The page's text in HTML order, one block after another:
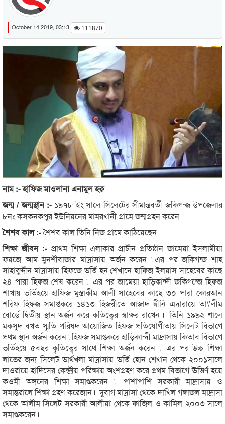
October 14 2019, 03:13 111870
নাম :- হাফিজ মাওলানা এনামুল হক্ব
জন্ম / জন্মস্থান :- ১৯৭৮ ইং সালে সিলেটের সীমান্তবর্তী জকিগন্জ উপজেলার
৮নং কসকনকপুর ইউনিয়নের মামরখানী গ্রামে জন্মগ্রহন করেন
শৈশব কাল :-শৈশব কাল তিনি নিজ গ্রামে কাঠিয়েছেন
শিক্ষা জীবন :- প্রাথম শিক্ষা এলাকার প্রাচীন প্রতিষ্ঠান জামেয়া ইসলামীয়া
ফয়জে আম মুনশীবাজার মাদ্রাসায় অর্জন করেন ৷এর পর জকিগন্জ শাহ
সাহাবুদ্দীন মাদ্রাসায় হিফজে ভর্তি হন শেখানে হাফিজ ইলয়াস সাহেবের কাছে
২৪ পারা হিফজ শেষ করেন ৷ এর পর জামেয়া হাড়িকান্দী জকিগন্জে হিফজ
শাখায় ভর্তিহয়ে হাফিজ মুস্তাকীম আলী সাহেবের কাছে ৩০ পারা কোরআন
শরিফ হিফজ সমাপ্তকরে ১৪১৩ হিজরীতে আজাদ দ্বীনি এদারায়ে তা\’লীম
বোর্ডে দ্বিতীয় স্থান অর্জন করে কতিত্বের স্বাক্ষর রাখেন ৷ তিনি ১৯৯২ শালে
মকসুদ বখত স্মৃতি পরিষদ আয়োজিত হিফজ প্রতিযোগীতায় সিলেট বিভাগে
প্রথম স্থান অর্জন করেন ৷হিফজ সমাপ্তকরে হাড়িকান্দী মাদ্রাসায় কিতাব বিভাগে
ভর্তিহয়ে ৫বছর কৃতিত্বের সাথে শিক্ষা অর্জন করেন ৷ এর পর উচ্চ শিক্ষা
লাভের জন্য সিলেট ভার্থখলা মাদ্রাসায় ভর্তি হোন শেখান থেকে ২০০১সালে
দাওরায়ে হাদিসের কেন্দ্রীয় পরিক্ষায় অংশগ্রহণ করে প্রথম বিভাগে ঊত্তির্ণ হয়ে
কওমী অঙ্গনের শিক্ষা সমাপ্তকরেন ৷ পাশাপাশি সরকারী মাদ্রাসায় ও
সমান্তরালে শিক্ষা গ্রহণ করেজান ৷ দুবাগ মাদ্রাসা থেকে দাখিল গঙ্গাজল মাদ্রাসা
থেকে আলীম সিলেট সরকারী আলীয়া থেকে ফাজিল ও কামিল ২০০৩ সালে
সমাপ্তকরেন ৷